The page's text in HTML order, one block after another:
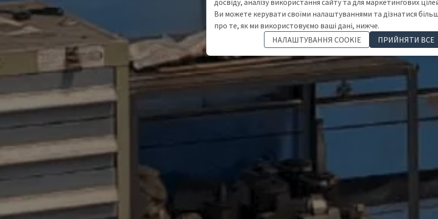
досвіду, аналізу використання сайту та для маркетингових
Ви можете керувати своїми налаштуваннями та дізнатися
про те, як ми використовуємо ваші дані, нижче.
НАЛАШТУВАННЯ COOKIE
ПРИЙНЯТИ ВСЕ